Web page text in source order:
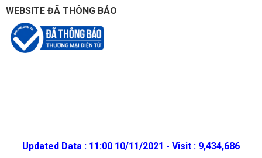
WEBSITE ĐÃ THÔNG BÁO
Updated Data : 11:00 10/11/2021 - Visit : 9,434,686